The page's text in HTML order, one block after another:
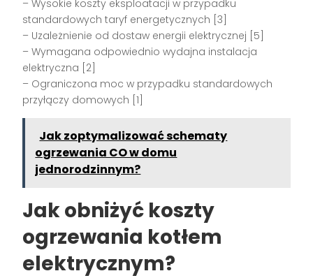
– Wysokie koszty eksploatacji w przypadku
standardowych taryf energetycznych [3]
– Uzależnienie od dostaw energii elektrycznej [5]
– Wymagana odpowiednio wydajna instalacja
elektryczna [2]
– Ograniczona moc w przypadku standardowych
przyłączy domowych [1]
Jak zoptymalizować schematy
ogrzewania CO w domu
jednorodzinnym?
Jak obniżyć koszty
ogrzewania kotłem
elektrycznym?